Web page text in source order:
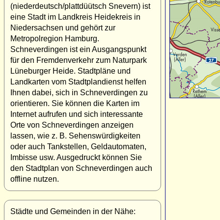
(niederdeutsch/plattdüütsch Snevern) ist
eine Stadt im Landkreis Heidekreis in
Niedersachsen und gehört zur
Metropolregion Hamburg.
Schneverdingen ist ein Ausgangspunkt
für den Fremdenverkehr zum Naturpark
Lüneburger Heide. Stadtpläne und
Landkarten vom Stadtplandienst helfen
Ihnen dabei, sich in Schneverdingen zu
orientieren. Sie können die Karten im
Internet aufrufen und sich interessante
Orte von Schneverdingen anzeigen
lassen, wie z. B. Sehenswürdigkeiten
oder auch Tankstellen, Geldautomaten,
Imbisse usw. Ausgedruckt können Sie
den Stadtplan von Schneverdingen auch
offline nutzen.
Städte und Gemeinden in der Nähe: